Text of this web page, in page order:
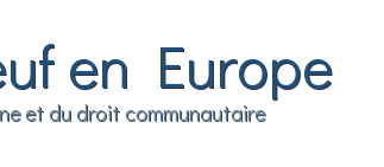
en Europe
et du droit communautaire